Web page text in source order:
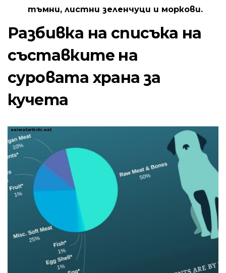
тъмни, листни зеленчуци и моркови.
Разбивка на списъка на
съставките на
суровата храна за
кучета